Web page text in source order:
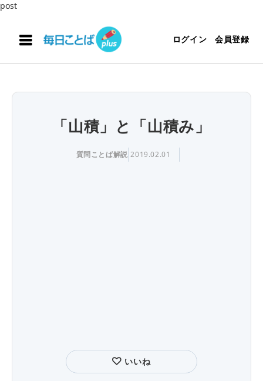
post
ログイン 会員登録
「山積」と「山積み」
質問ことば解説 2019.02.01
いいね